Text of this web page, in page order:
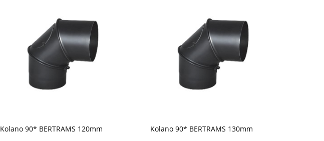
Kolano 90* BERTRAMS 120mm Kolano 90* BERTRAMS 130mm